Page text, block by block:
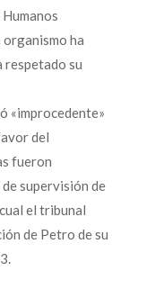
ha
respetado su
«improcedente»
del
fueron
supervisión de
el tribunal
de Petro de su